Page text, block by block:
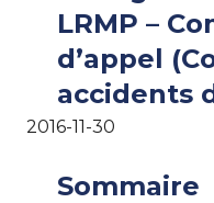
LRMP –
d’appel
accidents
2016-11-30
Sommaire